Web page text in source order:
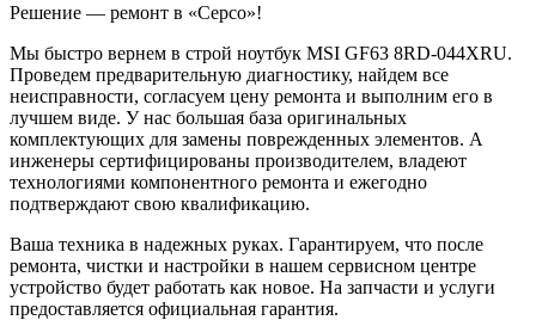
Решение — ремонт в «Серсо»!
Мы быстро вернем в строй ноутбук MSI GF63 8RD-044XRU.
Проведем предварительную диагностику, найдем все
неисправности, согласуем цену ремонта и выполним его в
лучшем виде. У нас большая база оригинальных
комплектующих для замены поврежденных элементов. А
инженеры сертифицированы производителем, владеют
технологиями компонентного ремонта и ежегодно
подтверждают свою квалификацию.
Ваша техника в надежных руках. Гарантируем, что после
ремонта, чистки и настройки в нашем сервисном центре
устройство будет работать как новое. На запчасти и услуги
предоставляется официальная гарантия.